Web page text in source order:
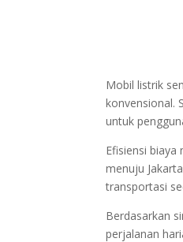
Mobil listrik
konvensional.
untuk
Efisiensi
menuju
transportasi
Berdasarkan
perjalanan